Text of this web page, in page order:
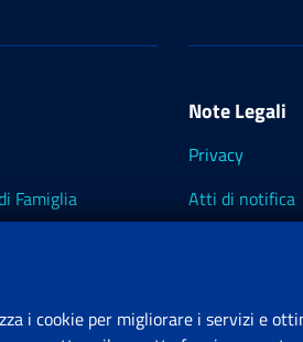
Famiglia
Note Legali
Privacy
Atti di notifica
i cookie per migliorare i servizi e